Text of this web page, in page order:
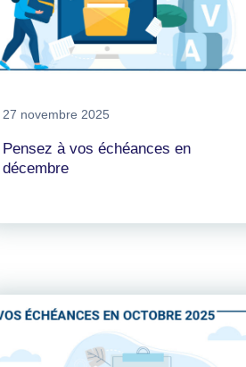
27 novembre 2025
Pensez à vos échéances en
décembre